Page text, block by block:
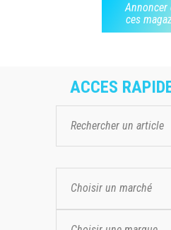
Annoncer
ces
ACCES
Choisir un marché